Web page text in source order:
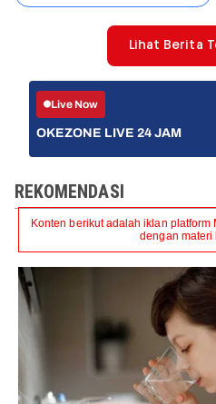
Lihat Berita
Live Now
OKEZONE LIVE 24 JAM